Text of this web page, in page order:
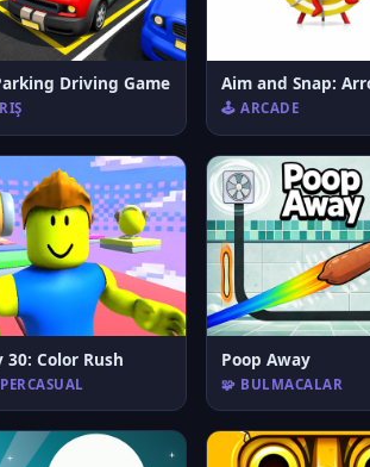
Driving Game
🕹️ ARCADE
30: Color Rush Poop Away
🧩 BULMACALAR